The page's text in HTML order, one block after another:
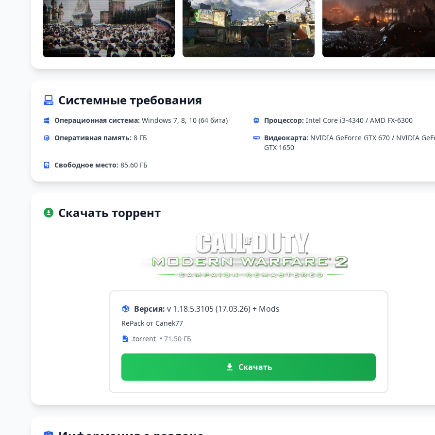
Системные требования
Операционная система: Windows 7, 8, 10 (64 бита) Процессор: Intel Core i3-4340 / AMD FX-6300
Оперативная память: 8 ГБ Видеокарта: NVIDIA GeForce GTX 670 / NVIDIA
GTX 1650
Свободное место: 85.60 ГБ
Скачать торрент
Версия: v 1.18.5.3105 (17.03.26) + Mods
RePack от Canek77
.torrent • 71.50 ГБ
Скачать